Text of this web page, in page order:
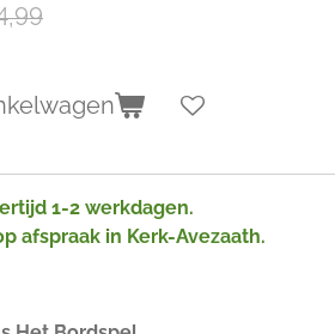
1-2 werkdagen.
afspraak in Kerk-Avezaath.